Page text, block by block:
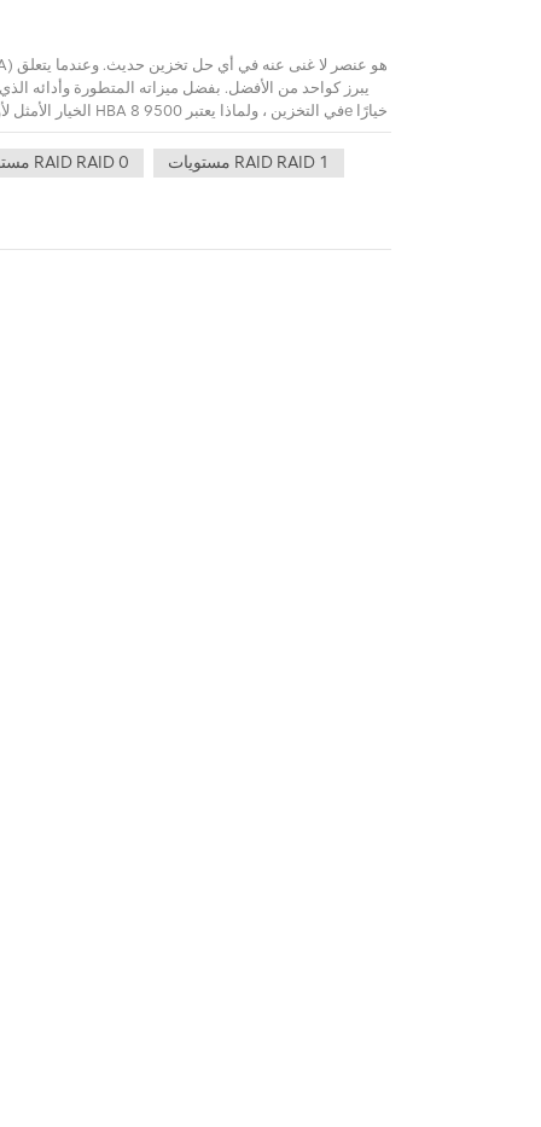
مستويات RAID RAID 0
مستويات RAID RAID 1